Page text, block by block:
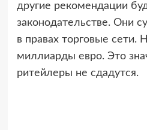
другие рекомендации
законодательстве. Они
в правах торговые сети.
миллиарды евро. Это
ритейлеры не сдадутся.